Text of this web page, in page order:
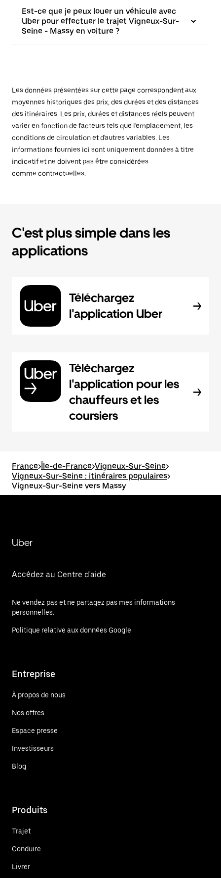
Est-ce que je peux louer un véhicule avec
Uber pour effectuer le trajet Vigneux-Sur-
Seine - Massy en voiture ?
Les données présentées sur cette page correspondent aux
moyennes historiques des prix, des durées et des distances
des itinéraires. Les prix, durées et distances réels peuvent
varier en fonction de facteurs tels que l'emplacement, les
conditions de circulation et d'autres variables. Les
informations fournies ici sont uniquement données à titre
indicatif et ne doivent pas être considérées
comme contractuelles.
C'est plus simple dans les
applications
Téléchargez
l'application Uber
Téléchargez
l'application pour les
chauffeurs et les
coursiers
France>Île-de-France>Vigneux-Sur-Seine>
Vigneux-Sur-Seine : itinéraires populaires>
Vigneux-Sur-Seine vers Massy
Uber
Accédez au Centre d'aide
Ne vendez pas et ne partagez pas mes informations
personnelles.
Politique relative aux données Google
Entreprise
À propos de nous
Nos offres
Espace presse
Investisseurs
Blog
Produits
Trajet
Conduire
Livrer